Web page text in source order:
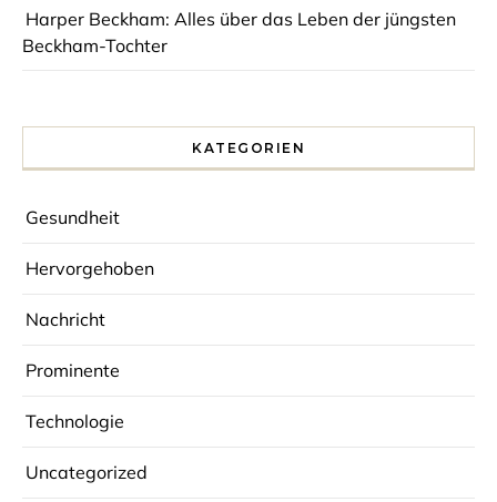
Harper Beckham: Alles über das Leben der jüngsten
Beckham-Tochter
KATEGORIEN
Gesundheit
Hervorgehoben
Nachricht
Prominente
Technologie
Uncategorized